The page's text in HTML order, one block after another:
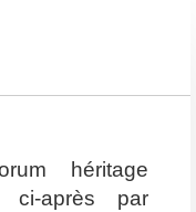
héritage
ci-après par